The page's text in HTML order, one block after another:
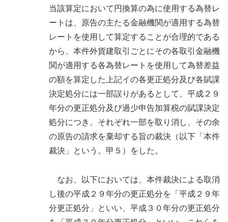
当該算定において円換算の為に使用する為替レ
ートは、原告の主たる金融機関が適用する為替
レートを使用して算定することが合理的である
から、本件外貨建取引ごとにその各取引金融機
関が適用する各為替レートを使用して為替差益
の額を算定した上記イの各更正処分及び各賦課
決定処分には一部誤りがあるとして、平成２９
年分の更正処分及び過少申告加算税の賦課決定
処分につき、それぞれ一部を取り消し、その余
の原告の請求を棄却する旨の裁決（以下「本件
裁決」という。甲５）をした。
なお、以下においては、本件裁決による取消
し後の平成２９年分の更正処分を「平成２９年
分更正処分」といい、平成３０年分の更正処分